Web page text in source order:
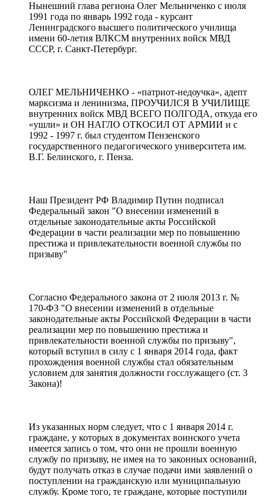
Нынешний глава региона Олег Мельниченко с июля
1991 года по январь 1992 года - курсант
Ленинградского высшего политического училища
имени 60-летия ВЛКСМ внутренних войск МВД
СССР, г. Санкт-Петербург.
ОЛЕГ МЕЛЬНИЧЕНКО - «патриот-недоучка», адепт
марксизма и ленинизма, ПРОУЧИЛСЯ В УЧИЛИЩЕ
внутренних войск МВД ВСЕГО ПОЛГОДА, откуда его
«ушли» и ОН НАГЛО ОТКОСИЛ ОТ АРМИИ и с
1992 - 1997 г. был студентом Пензенского
государственного педагогического университета им.
В.Г. Белинского, г. Пенза.
Наш Президент РФ Владимир Путин подписал
Федеральный закон "О внесении изменений в
отдельные законодательные акты Российской
Федерации в части реализации мер по повышению
престижа и привлекательности военной службы по
призыву"
Согласно Федерального закона от 2 июля 2013 г. №
170-ФЗ "О внесении изменений в отдельные
законодательные акты Российской Федерации в части
реализации мер по повышению престижа и
привлекательности военной службы по призыву",
который вступил в силу с 1 января 2014 года, факт
прохождения военной службы стал обязательным
условием для занятия должности госслужащего (ст. 3
Закона)!
Из указанных норм следует, что с 1 января 2014 г.
граждане, у которых в документах воинского учета
имеется запись о том, что они не прошли военную
службу по призыву, не имея на то законных оснований,
будут получать отказ в случае подачи ими заявлений о
поступлении на гражданскую или муниципальную
службу. Кроме того, те граждане, которые поступили